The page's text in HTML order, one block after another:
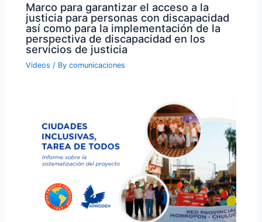
Marco para garantizar el acceso a la
justicia para personas con discapacidad
así como para la implementación de la
perspectiva de discapacidad en los
servicios de justicia
Videos / Bycomunicaciones